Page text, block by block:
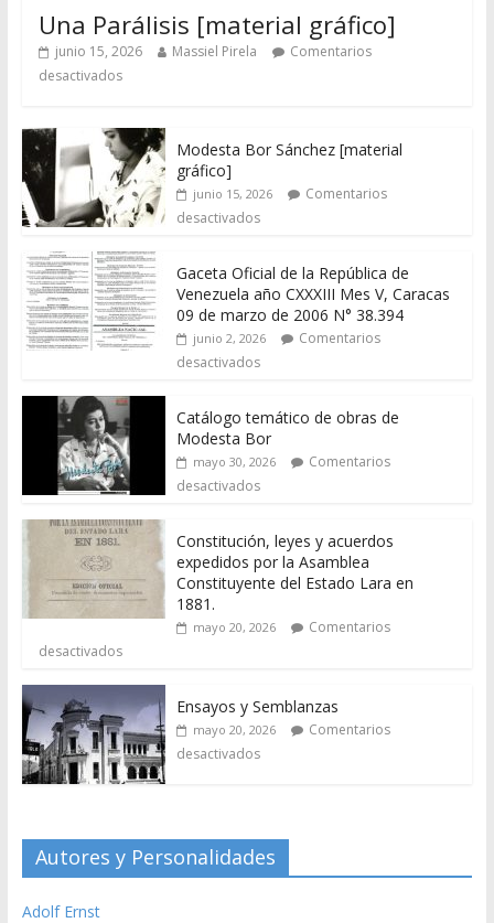
Una Parálisis [material gráfico]
junio 15, 2026 Massiel Pirela
Comentarios
desactivados
Modesta Bor Sánchez [material
gráfico]
junio 15, 2026
Comentarios
desactivados
Gaceta Oficial de la República de
Venezuela año CXXXIII Mes V, Caracas
09 de marzo de 2006 N° 38.394
junio 2, 2026
Comentarios
desactivados
Catálogo temático de obras de
Modesta Bor
mayo 30, 2026
Comentarios
desactivados
Constitución, leyes y acuerdos
expedidos por la Asamblea
Constituyente del Estado Lara en
1881.
mayo 20, 2026
Comentarios
desactivados
Ensayos y Semblanzas
mayo 20, 2026
Comentarios
desactivados
Autores y Personalidades
Adolf Ernst